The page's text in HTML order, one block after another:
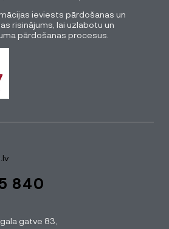
ieviests pārdošanas un
risinājums, lai uzlabotu un
pārdošanas procesus.
840
gatve 83,